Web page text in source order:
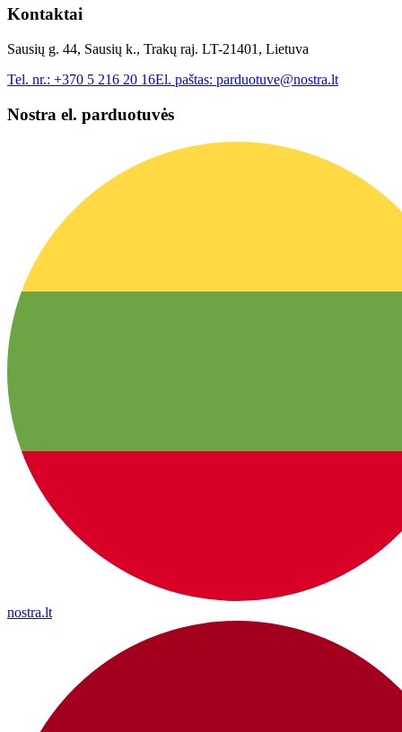
Kontaktai
Sausių g. 44, Sausių k., Trakų raj. LT-21401, Lietuva
Tel. nr.: +370 5 216 20 16El. paštas: parduotuve@nostra.lt
Nostra el. parduotuvės
nostra.lt